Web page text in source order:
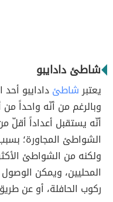
شاطئ دادايبو
يعتبرشاطئدادايبو
وبالرغم من أنّه واحداً
أنّه يستقبل أعداداً أقلّ
الشواطئ المجاورة؛
ولكنه من الشواطئ
المحليين، ويمكن
ركوب الحافلة، أو عن